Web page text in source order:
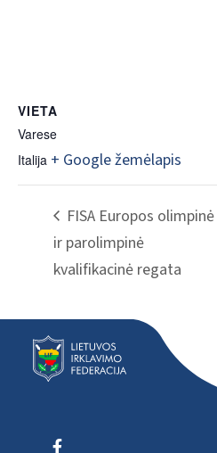
VIETA
Varese
Italija + Google žemėlapis
FISA Europos olimpinė
ir parolimpinė
kvalifikacinė regata